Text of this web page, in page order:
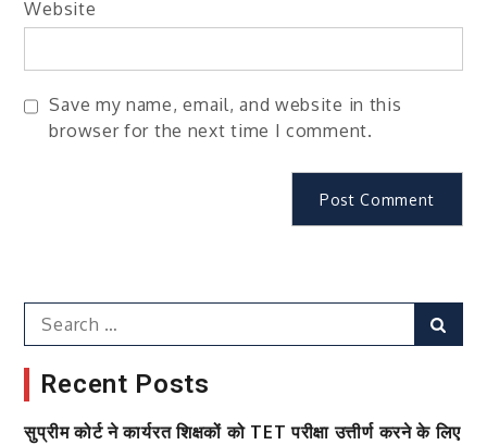
Website
Save my name, email, and website in this
browser for the next time I comment.
Search
for:
Recent Posts
सुप्रीम कोर्ट ने कार्यरत शिक्षकों को TET परीक्षा उत्तीर्ण करने के लिए